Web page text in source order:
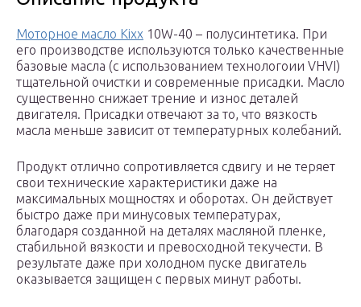
Моторное масло Kixx 10W-40 – полусинтетика. При
его производстве используются только качественные
базовые масла (с использованием технологоии VHVI)
тщательной очистки и современные присадки. Масло
существенно снижает трение и износ деталей
двигателя. Присадки отвечают за то, что вязкость
масла меньше зависит от температурных колебаний.
Продукт отлично сопротивляется сдвигу и не теряет
свои технические характеристики даже на
максимальных мощностях и оборотах. Он действует
быстро даже при минусовых температурах,
благодаря созданной на деталях масляной пленке,
стабильной вязкости и превосходной текучести. В
результате даже при холодном пуске двигатель
оказывается защищен с первых минут работы.